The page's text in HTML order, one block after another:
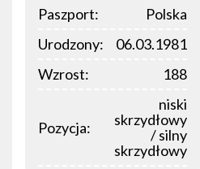
Paszport:
Polska
Urodzony:
06.03.1981
Wzrost:
188
Pozycja:
niski
skrzydłowy
/ silny
skrzydłowy